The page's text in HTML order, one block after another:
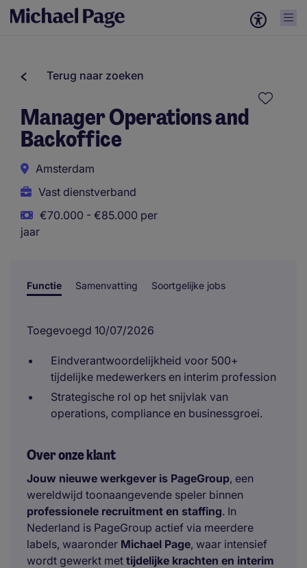
Terug naar zoeken
Manager Operations and
Backoffice
Amsterdam
Vast dienstverband
€70.000 - €85.000 per
jaar
Functie Samenvatting Soortgelijke jobs
Toegevoegd 10/07/2026
Eindverantwoordelijkheid voor 500+
tijdelijke medewerkers en interim profession
Strategische rol op het snijvlak van
operations, compliance en businessgroei.
Over onze klant
Jouw nieuwe werkgever is PageGroup, een
wereldwijd toonaangevende speler binnen
professionele recruitment en staffing. In
Nederland is PageGroup actief via meerdere
labels, waaronder Michael Page, waar intensief
wordt gewerkt met tijdelijke krachten en interim